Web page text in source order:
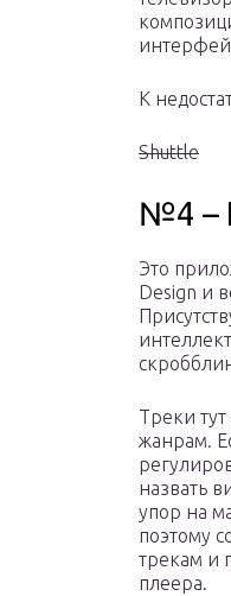
К
Shuttle
№4 –
Это
Design и
Треки
жанрам.
назвать
упор на
поэтому
трекам и
плеера.